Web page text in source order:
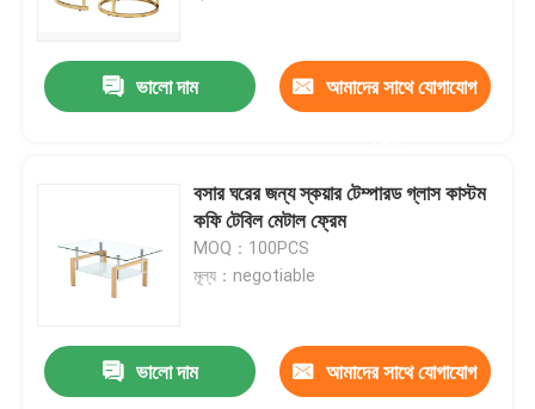
ভালো দাম আমাদের সাথে যোগাযোগ
বসার ঘরের জন্য স্কয়ার টেম্পারড গ্লাস কাস্টম
কফি টেবিল মেটাল ফ্রেম
MOQ：100PCS
মূল্য：negotiable
ভালো দাম আমাদের সাথে যোগাযোগ